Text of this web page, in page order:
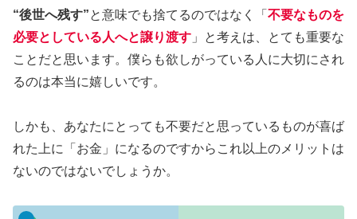
“後世へ残す”と意味でも捨てるのではなく「 不要なものを
必要としている人へと譲り渡す 」と考えは、とても重要な
ことだと思います。僕らも欲しがっている人に大切にされ
るのは本当に嬉しいです。
しかも、あなたにとっても不要だと思っているものが喜ば
れた上に「お金」になるのですからこれ以上のメリットは
ないのではないでしょうか。